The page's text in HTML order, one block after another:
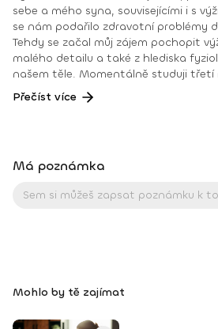
sebe a mého syna, souvisejícími i s
se nám podařilo zdravotní problémy
Tehdy se začal můj zájem pochopit
malého detailu a také z hlediska
našem těle. Momentálně studuji třetí rok, obor Výživa lidí na
SPU Nitra, Fakulta agrobiologie a
kvalifikace na základě vzdělání je Výživář - specialista
mnoha přednáškami, na kterých jsem
poradců na Slovensku Společnost pro výživu v České
speciální stravovací nebo dietní režim. Založením vlastní
Přečíst více
Má poznámka
Mohlo by tě zajímat